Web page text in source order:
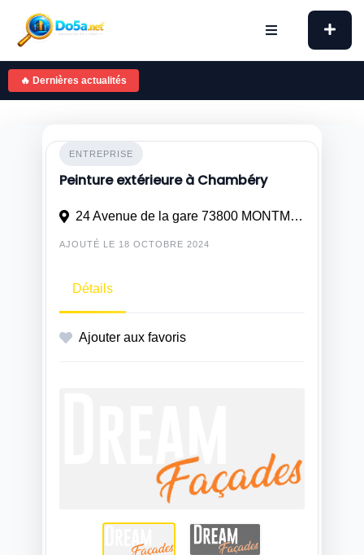
🔥 Dernières actualités
ENTREPRISE
Peinture extérieure à Chambéry
24 Avenue de la gare 73800 MONTMÉLIAN
AJOUTÉ LE 18 OCTOBRE 2024
Détails
Ajouter aux favoris